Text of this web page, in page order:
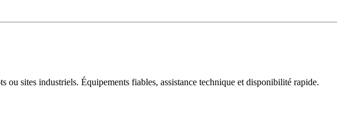
sites industriels. Équipements fiables, assistance technique et disponibilité rapide.